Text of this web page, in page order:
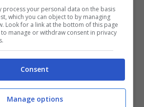
inoltre presentile sorelle
con i rispettivi compagni
è stato sicuramente un
è apparsa felicissima di
per il suo nipotino nato
process your personal data on the basis
which you can object to by managing
Look for a link at the bottom of this page
manage or withdraw consent in privacy
Consent
Manage options